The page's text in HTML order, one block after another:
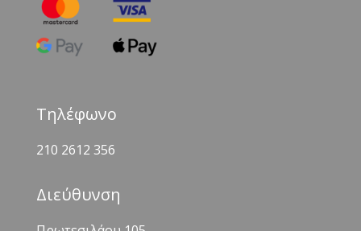
Τηλέφωνο
210 2612 356
Διεύθυνση